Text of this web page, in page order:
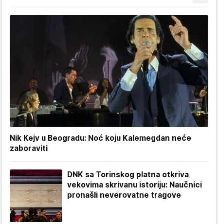
Nik Kejv u Beogradu: Noć koju Kalemegdan neće
zaboraviti
DNK sa Torinskog platna otkriva
vekovima skrivanu istoriju: Naučnici
pronašli neverovatne tragove